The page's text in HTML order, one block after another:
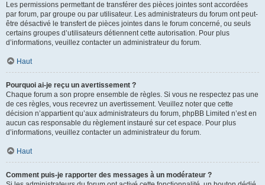
Les permissions permettant de transférer des pièces jointes sont accordées
par forum, par groupe ou par utilisateur. Les administrateurs du forum ont peut-
être désactivé le transfert de pièces jointes dans le forum concerné, ou seuls
certains groupes d’utilisateurs détiennent cette autorisation. Pour plus
d’informations, veuillez contacter un administrateur du forum.
Haut
Pourquoi ai-je reçu un avertissement ?
Chaque forum a son propre ensemble de règles. Si vous ne respectez pas une
de ces règles, vous recevrez un avertissement. Veuillez noter que cette
décision n’appartient qu’aux administrateurs du forum, phpBB Limited n’est en
aucun cas responsable du règlement instauré sur cet espace. Pour plus
d’informations, veuillez contacter un administrateur du forum.
Haut
Comment puis-je rapporter des messages à un modérateur ?